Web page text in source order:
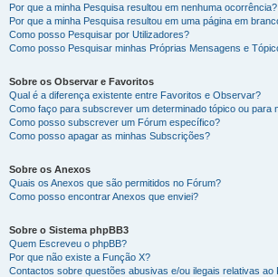
Por que a minha Pesquisa resultou em nenhuma ocorrência?
Por que a minha Pesquisa resultou em uma página em
Como posso Pesquisar por Utilizadores?
Como posso Pesquisar minhas Próprias Mensagens e
Sobre os Observar e Favoritos
Qual é a diferença existente entre Favoritos e Observar?
Como faço para subscrever um determinado tópico ou para
Como posso subscrever um Fórum específico?
Como posso apagar as minhas Subscrições?
Sobre os Anexos
Quais os Anexos que são permitidos no Fórum?
Como posso encontrar Anexos que enviei?
Sobre o Sistema phpBB3
Quem Escreveu o phpBB?
Por que não existe a Função X?
Contactos sobre questões abusivas e/ou ilegais relativas ao